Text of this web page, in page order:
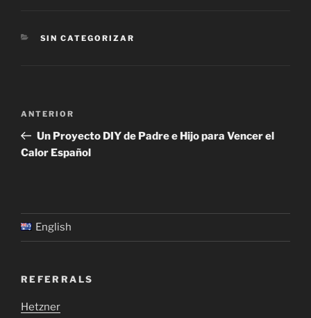
e
k
er e l
CATEGORÍAS
SIN CATEGORIZAR
entradas
Entrada
anterior:
ANTERIOR
Un Proyecto DIY de Padre e Hijo para Vencer el
Calor Español
English
REFERRALS
Hetzner